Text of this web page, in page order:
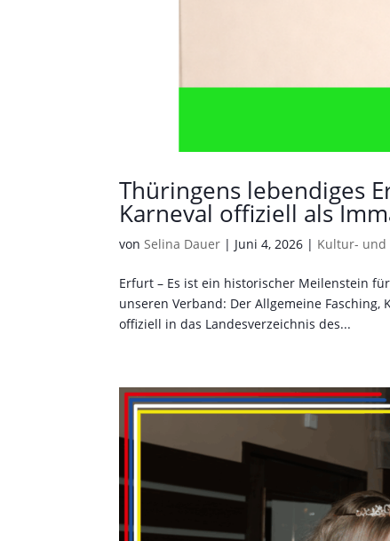
Thüringens lebendiges
Karneval offiziell als
von Selina Dauer | Juni 4, 2026 | Kultur- und
Erfurt – Es ist ein historischer Meilenstein
unseren Verband: Der Allgemeine
offiziell in das Landesverzeichnis des...